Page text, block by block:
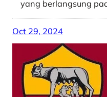
yang berlangsung
Oct 29, 2024